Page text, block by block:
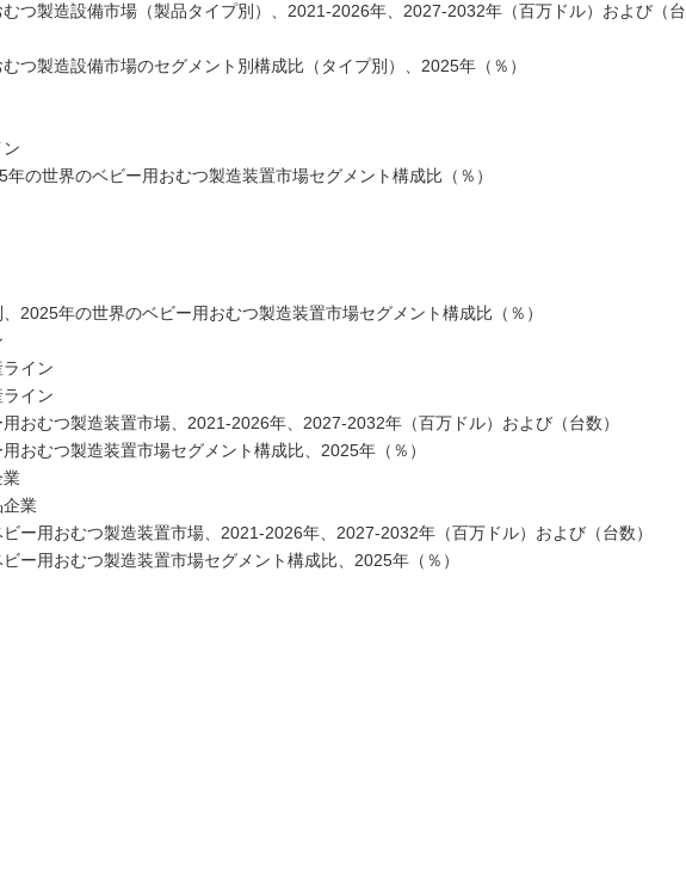
つ製造設備市場（製品タイプ別）、2021-2026年、2027-2032年（百万ドル）および（台
つ製造設備市場のセグメント別構成比（タイプ別）、2025年（％）
の世界のベビー用おむつ製造装置市場セグメント構成比（％）
2025年の世界のベビー用おむつ製造装置市場セグメント構成比（％）
イン
イン
おむつ製造装置市場、2021-2026年、2027-2032年（百万ドル）および（台数）
おむつ製造装置市場セグメント構成比、2025年（％）
業
企業
ー用おむつ製造装置市場、2021-2026年、2027-2032年（百万ドル）および（台数）
ー用おむつ製造装置市場セグメント構成比、2025年（％）